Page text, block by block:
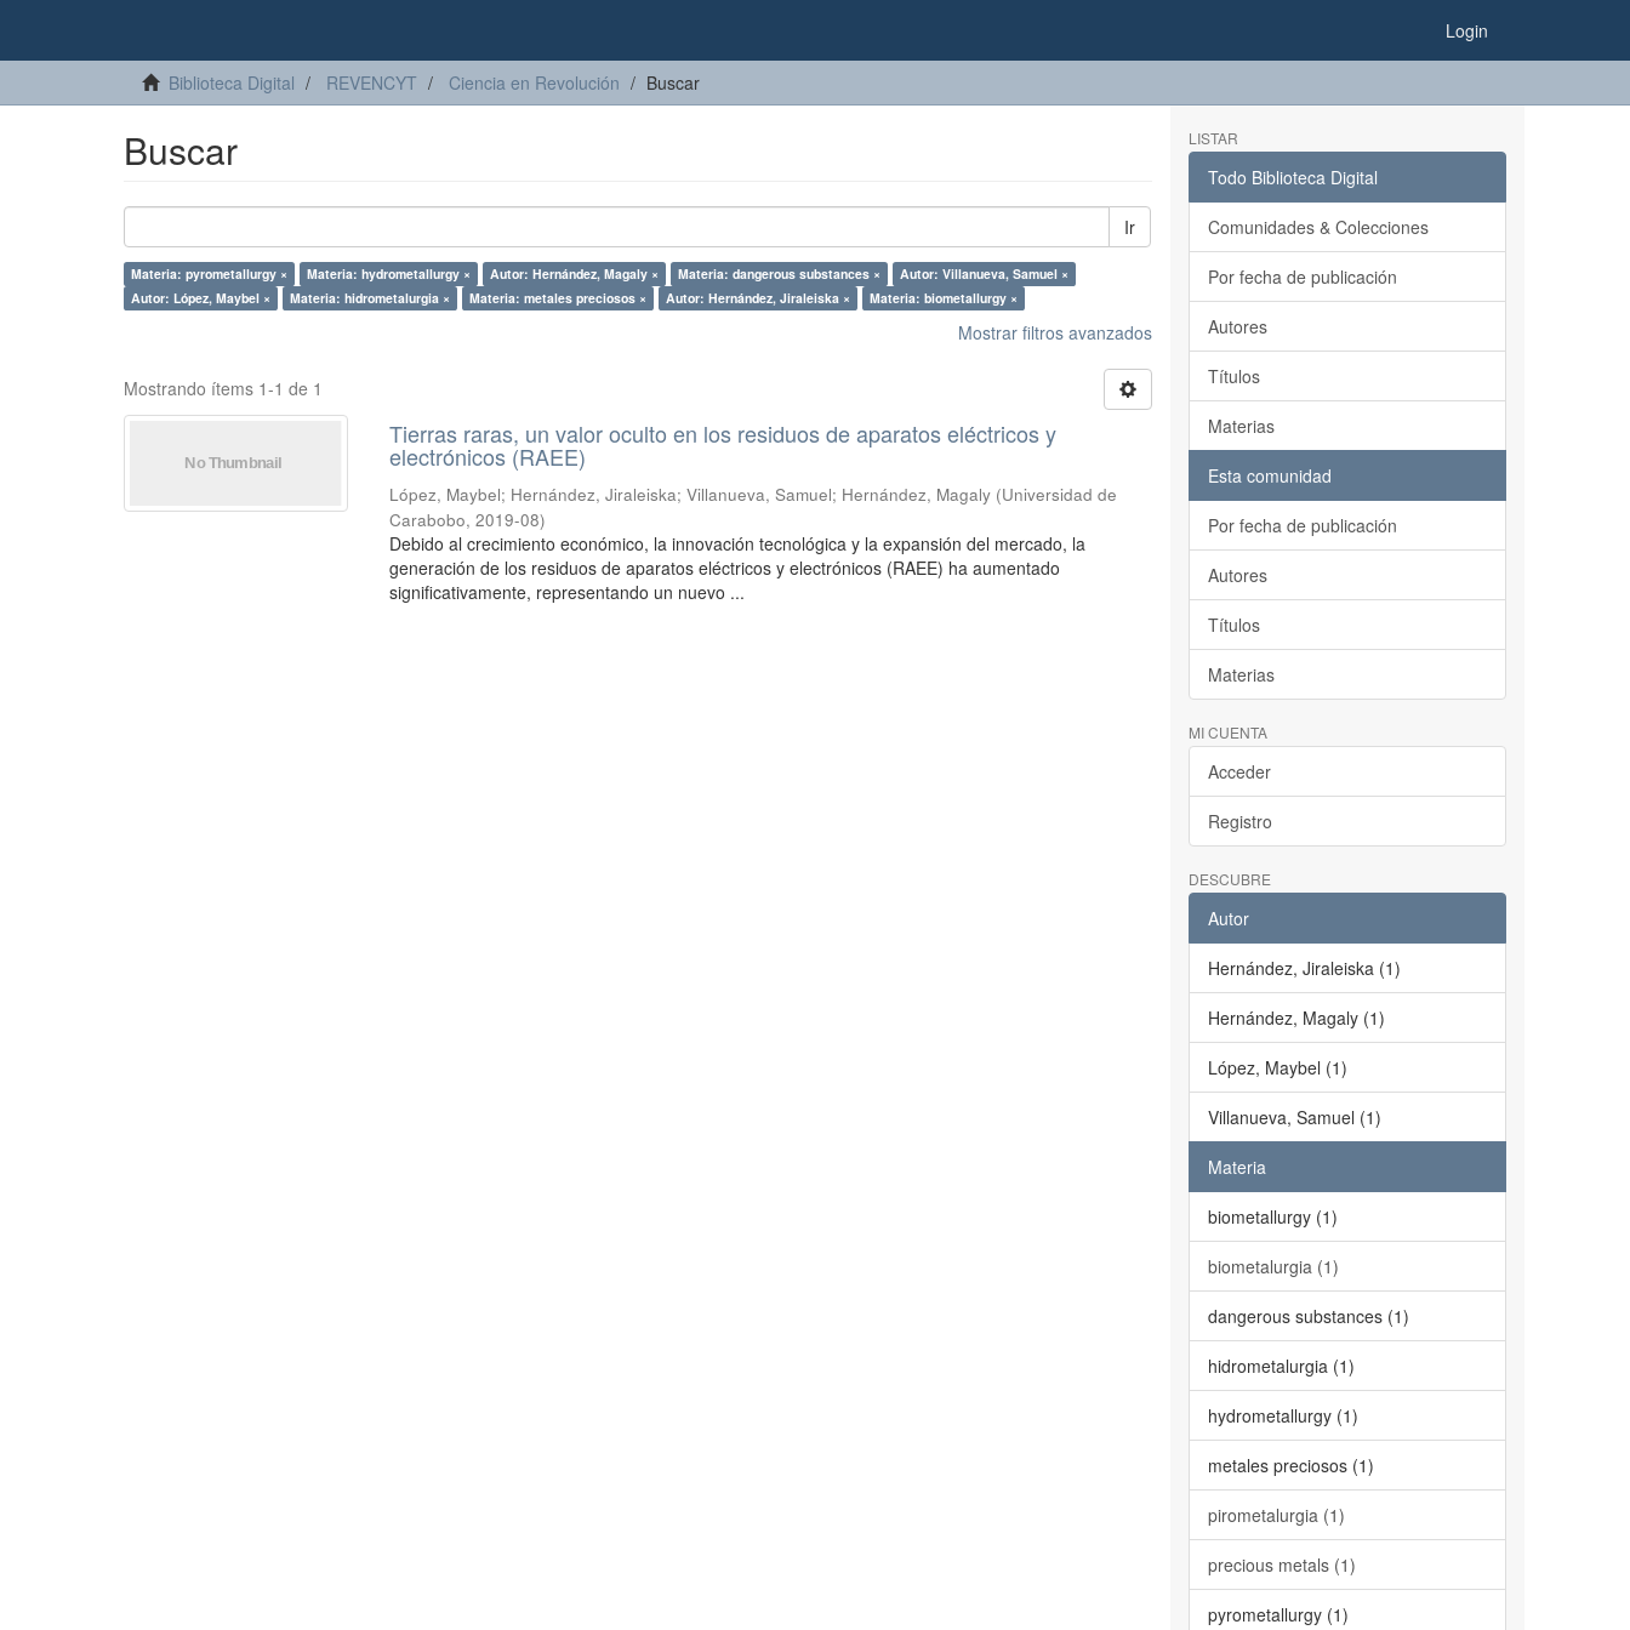
Login
Biblioteca Digital REVENCYT Ciencia en Revolución Buscar
Buscar
Ir
Materia: pyrometallurgy × Materia: hydrometallurgy × Autor: Hernández, Magaly × Materia: dangerous substances ×
Autor: Villanueva, Samuel ×
Autor: López, Maybel ×
Materia: hidrometalurgia × Materia: metales preciosos × Autor: Hernández, Jiraleiska × Materia: biometallurgy ×
Mostrar filtros avanzados
Mostrando ítems 1-1 de 1
Tierras raras, un valor oculto en los residuos de aparatos eléctricos y
electrónicos (RAEE)
López, Maybel; Hernández, Jiraleiska;Villanueva, Samuel; Hernández, Magaly (Universidad de
Carabobo,2019-08)
Debido al crecimiento económico, la innovación tecnológica y la expansión del mercado, la
generación de los residuos de aparatos eléctricos y electrónicos (RAEE) ha aumentado
significativamente, representando un nuevo ...
LISTAR
Todo Biblioteca Digital
Comunidades & Colecciones
Por fecha de publicación
Autores
Títulos
Materias
Esta comunidad
Por fecha de publicación
Autores
Títulos
Materias
MI CUENTA
Acceder
Registro
DESCUBRE
Autor
Hernández, Jiraleiska (1)
Hernández, Magaly (1)
López, Maybel (1)
Villanueva, Samuel (1)
Materia
biometallurgy (1)
biometalurgia (1)
dangerous substances (1)
hidrometalurgia (1)
hydrometallurgy (1)
metales preciosos (1)
pirometalurgia (1)
precious metals (1)
pyrometallurgy (1)